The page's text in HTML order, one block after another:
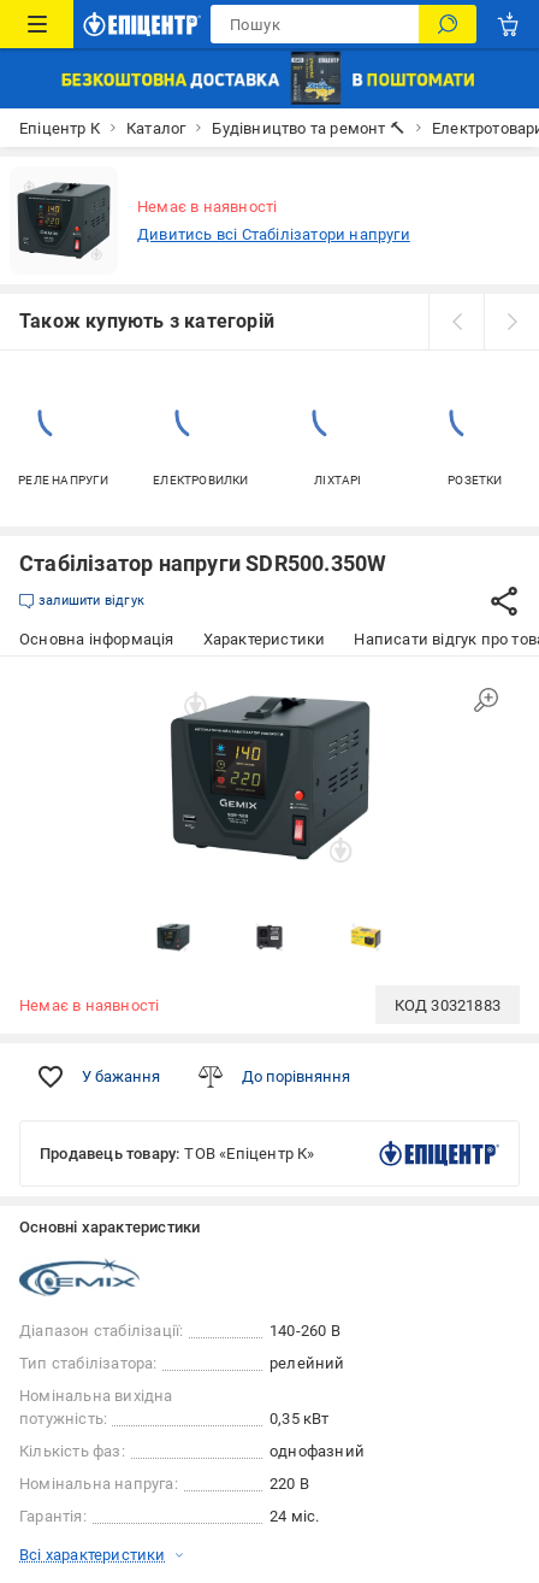
Епіцентр К Каталог Будівництво та ремонт 🔨
Немає в наявності
Дивитись всі Стабілізатори напруги
Також купують з категорій
РЕЛЕ НАПРУГИ ЕЛЕКТРОВИЛКИ ЛІХТАРІ РОЗЕТКИ
Стабілізатор напруги SDR500.350W
залишити відгук
Основна інформація Характеристики Написати відгук про
Немає в наявності КОД30321883
У бажання До порівняння
Продавець товару: ТОВ «Епіцентр К»
Основні характеристики
Діапазон стабілізації:
140-260 В
Тип стабілізатора:
релейний
Номінальна вихідна
потужність:
0,35 кВт
Кількість фаз:
однофазний
Номінальна напруга:
220 В
Гарантія:
24 міс.
Всі характеристики